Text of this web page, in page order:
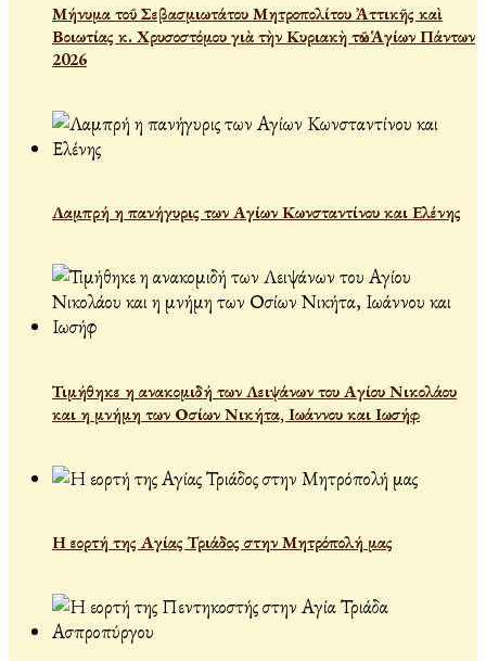
Μήνυμα τοῦ Σεβασμιωτάτου Μητροπολίτου Ἀττικῆς καὶ
Βοιωτίας κ. Χρυσοστόμου γιὰ τὴν Κυριακὴ τῶν Ἁγίων Πάντων
2026
Λαμπρή η πανήγυρις των Αγίων Κωνσταντίνου και Ελένης
Τιμήθηκε η ανακομιδή των Λειψάνων του Αγίου Νικολάου
και η μνήμη των Οσίων Νικήτα, Ιωάννου και Ιωσήφ
Η εορτή της Αγίας Τριάδος στην Μητρόπολή μας